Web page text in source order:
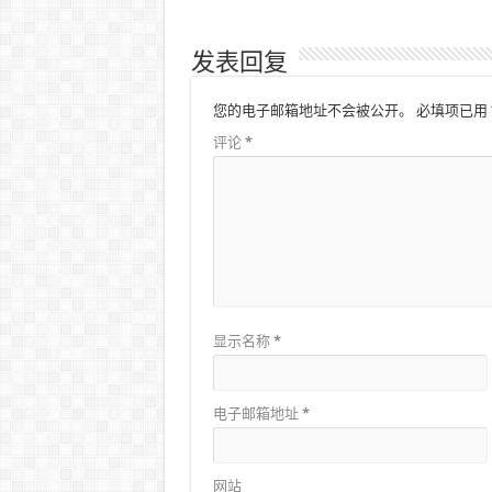
发表回复
您的电子邮箱地址不会被公开。 必填项已用
评论 *
显示名称 *
电子邮箱地址 *
网站